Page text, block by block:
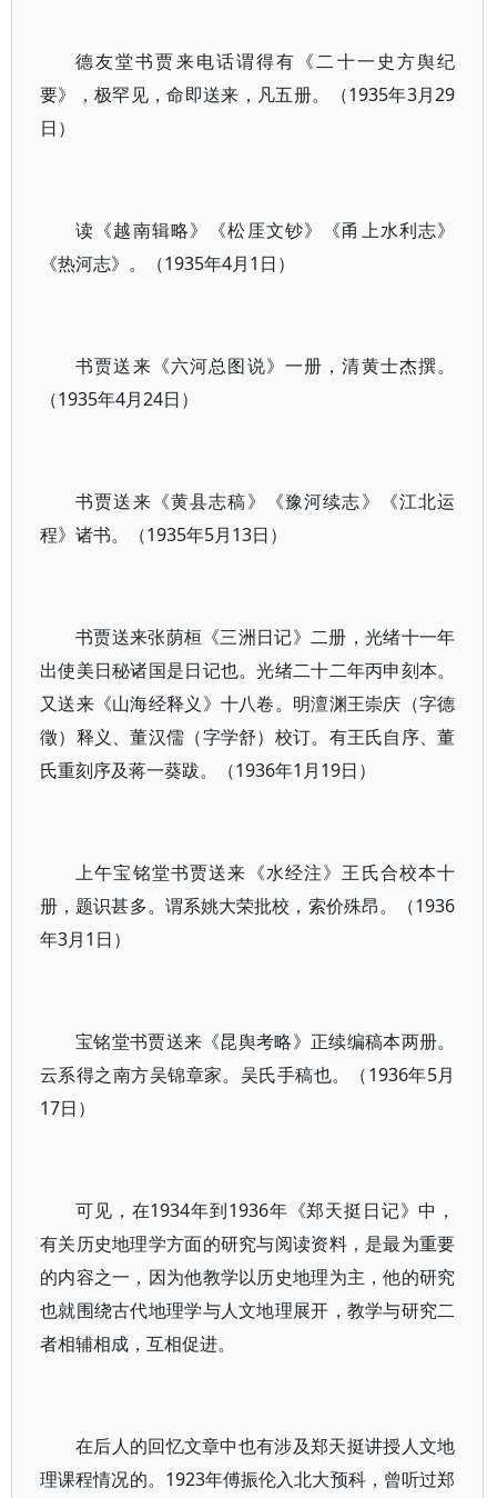
德友堂书贾来电话谓得有《二十一史方舆纪
要》，极罕见，命即送来，凡五册。（1935年3月29
日）
读《越南辑略》《松厓文钞》《甬上水利志》
《热河志》。（1935年4月1日）
书贾送来《六河总图说》一册，清黄士杰撰。
（1935年4月24日）
书贾送来《黄县志稿》《豫河续志》《江北运
程》诸书。（1935年5月13日）
书贾送来张荫桓《三洲日记》二册，光绪十一年
出使美日秘诸国是日记也。光绪二十二年丙申刻本。
又送来《山海经释义》十八卷。明澶渊王崇庆（字德
徵）释义、董汉儒（字学舒）校订。有王氏自序、董
氏重刻序及蒋一葵跋。（1936年1月19日）
上午宝铭堂书贾送来《水经注》王氏合校本十
册，题识甚多。谓系姚大荣批校，索价殊昂。（1936
年3月1日）
宝铭堂书贾送来《昆舆考略》正续编稿本两册。
云系得之南方吴锦章家。吴氏手稿也。（1936年5月
17日）
可见，在1934年到1936年《郑天挺日记》中，
有关历史地理学方面的研究与阅读资料，是最为重要
的内容之一，因为他教学以历史地理为主，他的研究
也就围绕古代地理学与人文地理展开，教学与研究二
者相辅相成，互相促进。
在后人的回忆文章中也有涉及郑天挺讲授人文地
理课程情况的。1923年傅振伦入北大预科，曾听过郑